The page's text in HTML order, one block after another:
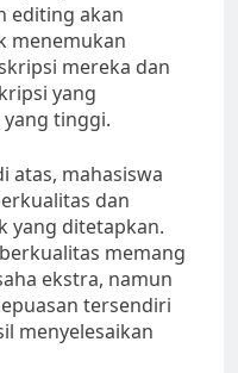
editing akan
menemukan
mereka dan
yang
tinggi.
atas, mahasiswa
dan
yang ditetapkan.
memang
ekstra, namun
tersendiri
menyelesaikan